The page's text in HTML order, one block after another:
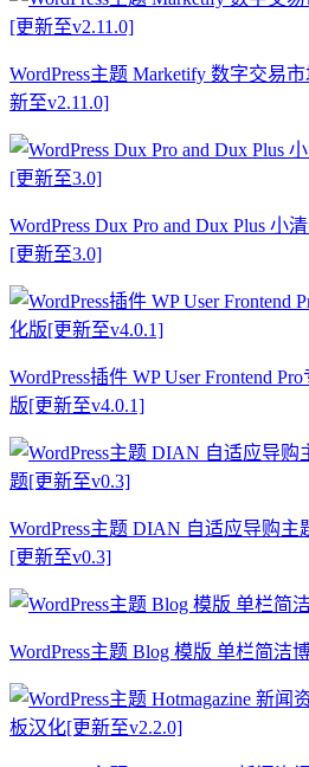
WordPress主题 Marketify 数字交易
新至v2.11.0]
WordPress Dux Pro and Dux Plus 小
[更新至3.0]
WordPress插件 WP User Frontend
版[更新至v4.0.1]
WordPress主题 DIAN 自适应导购
[更新至v0.3]
WordPress主题 Blog 模版 单栏简洁